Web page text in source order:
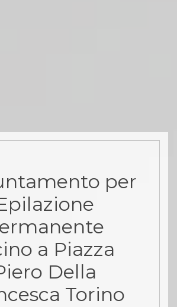
per
a Piazza
Della
Torino